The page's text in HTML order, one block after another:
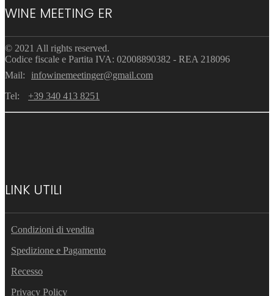
WINE MEETING ER
© 2021 All rights reserved.
Codice fiscale e Partita IVA: 02008890382 - REA 218096
Mail:
infowinemeetinger@gmail.com
Tel:
+39 340 413 8251
LINK UTILI
Condizioni di vendita
Spedizione e Pagamento
Recesso
Privacy Policy